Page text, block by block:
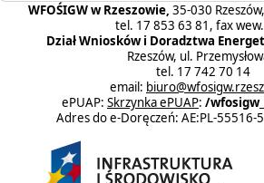
WFOŚIGW w Rzeszowie, 35-030
tel. 17 853 63 81, fax
Dział Wniosków i Doradztwa
Rzeszów, ul.
tel. 17 742 70 14
email:
ePUAP: Skrzynka ePUAP: /
Adres do e-Doręczeń: AE:PL-55516-